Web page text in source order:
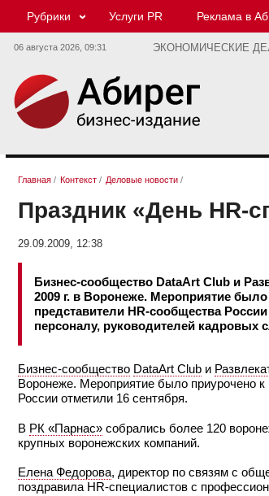
Рубрики Услуги PR Реклама в
06 августа 2026, 09:31 ЭКОНОМИЧЕСКИЕ
Главная / Контекст / Деловые новости /
Праздник «День HR-
29.09.2009, 12:38
Бизнес-сообщество DataArt Club и
2009 г. в Воронеже. Мероприятие
представители HR-сообщества
персоналу, руководителей кадровых
Бизнес-сообщество DataArt Club и
Воронеже. Мероприятие было приурочено
России отметили 16 сентября.
В РК «Парнас» собрались более 120
крупных воронежских компаний.
Елена Федорова, директор по связям с
поздравила HR-специалистов с